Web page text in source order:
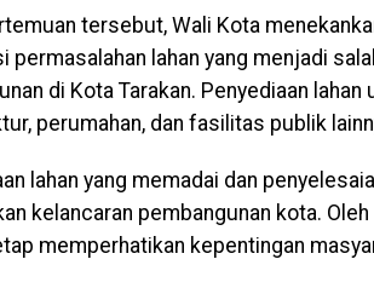
tersebut, Wali Kota
permasalahan lahan yang menjadi
di Kota Tarakan. Penyediaan
perumahan, dan fasilitas publik
lahan yang memadai dan
kelancaran pembangunan kota.
memperhatikan kepentingan